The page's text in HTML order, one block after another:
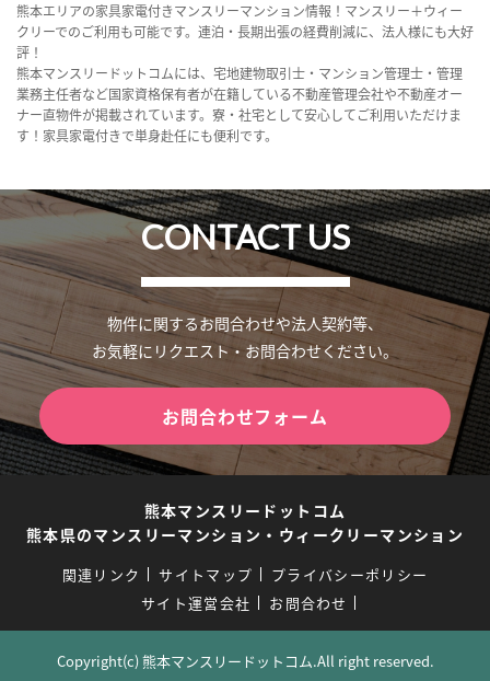
熊本エリアの家具家電付きマンスリーマンション情報！マンスリー＋ウィー
クリーでのご利用も可能です。連泊・長期出張の経費削減に、法人様にも大好
評！
熊本マンスリードットコムには、宅地建物取引士・マンション管理士・管理
業務主任者など国家資格保有者が在籍している不動産管理会社や不動産オー
ナー直物件が掲載されています。寮・社宅として安心してご利用いただけま
す！家具家電付きで単身赴任にも便利です。
CONTACT US
物件に関するお問合わせや法人契約等、
お気軽にリクエスト・お問合わせください。
お問合わせフォーム
熊本マンスリードットコム
熊本県のマンスリーマンション・ウィークリーマンション
関連リンク サイトマップ
プライバシーポリシー
サイト運営会社
お問合わせ
Copyright(c) 熊本マンスリードットコム.All right reserved.